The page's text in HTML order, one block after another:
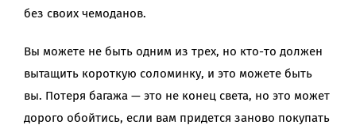
без своих чемоданов.
Вы можете не быть одним из трех, но кто-то должен
вытащить короткую соломинку, и это можете быть
вы. Потеря багажа — это не конец света, но это может
дорого обойтись, если вам придется заново покупать